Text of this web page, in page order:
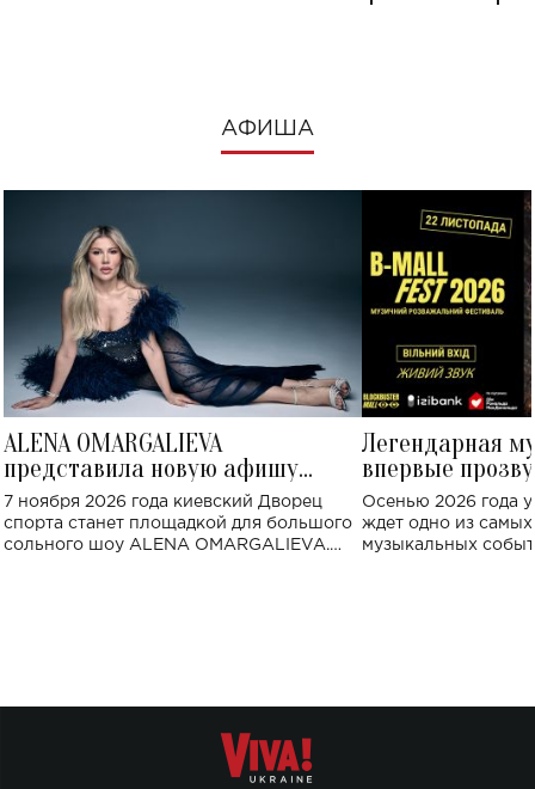
АФИША
ALENA OMARGALIEVA
представила новую афишу
большого концерта во Дворце
спорта
7 ноября 2026 года киевский Дворец
спорта станет площадкой для большого
сольного шоу ALENA OMARGALIEVA.
Легендарная
впервые
Украине: где
Осенью 2026 года
ждет одно из
музыкальных